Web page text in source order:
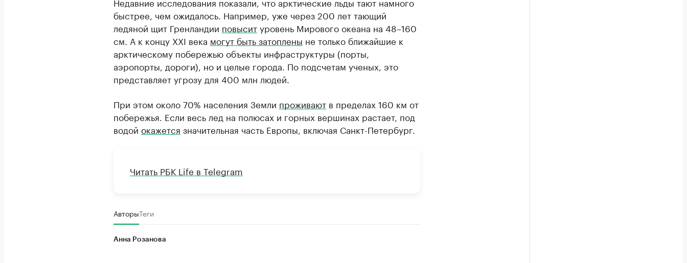
быстрее, чем ожидалось. Например, уже через 200 лет тающий
ледяной щит Гренландии повыситуровень Мирового океана на 48–160
см. А к концу XXI века могут быть затоплены не только ближайшие к
арктическому побережью объекты инфраструктуры (порты,
аэропорты, дороги), но и целые города. По подсчетам ученых, это
представляет угрозу для 400 млн людей.
При этом около 70% населения Земли проживают в пределах 160 км от
побережья. Если весь лед на полюсах и горных вершинах растает, под
водой окажется значительная часть Европы, включая Санкт-Петербург.
Читать РБК Life в Telegram
АвторыТеги
Анна Розанова